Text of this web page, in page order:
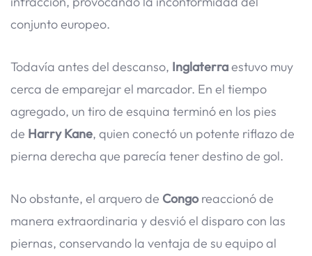
conjunto europeo.
Todavía antes del descanso, Inglaterraestuvo muy
cerca de emparejar el marcador. En el tiempo
agregado, un tiro de esquina terminó en los pies
de Harry Kane, quien conectó un potente riflazo de
pierna derecha que parecía tener destino de gol.
No obstante, el arquero de Congoreaccionó de
manera extraordinaria y desvió el disparo con las
piernas, conservando la ventaja de su equipo al